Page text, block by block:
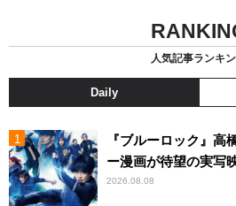
人気記事ランキ
Daily
『ブルーロック』高
ー漫画が待望の実写
2026.08.08